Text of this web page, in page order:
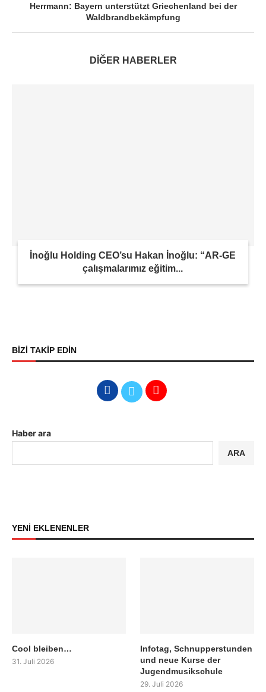
Herrmann: Bayern unterstützt Griechenland bei der
Waldbrandbekämpfung
DİĞER HABERLER
İnoğlu Holding CEO’su Hakan İnoğlu: “AR-GE
çalışmalarımız eğitim...
BİZİ TAKİP EDİN
Haber ara
ARA
YENİ EKLENENLER
Cool bleiben…
31. Juli 2026
Infotag, Schnupperstunden
und neue Kurse der
Jugendmusikschule
29. Juli 2026